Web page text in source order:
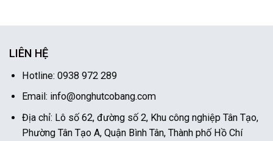
LIÊN HỆ
Hotline: 0938 972 289
Email: info@onghutcobang.com
Địa chỉ: Lô số 62, đường số 2, Khu công nghiệp Tân Tạo,
Phường Tân Tạo A, Quận Bình Tân, Thành phố Hồ Chí